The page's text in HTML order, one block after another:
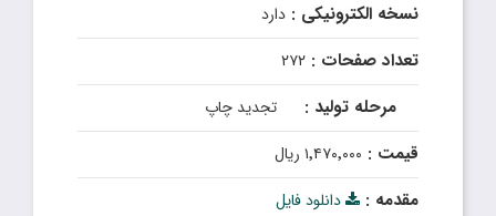
نسخه الکترونیکی : دارد
تعداد صفحات : ۲۷۲
مرحله تولید : تجدید چاپ
قیمت : ۱٬۴۷۰٬۰۰۰ ریال
مقدمه :
دانلود فایل